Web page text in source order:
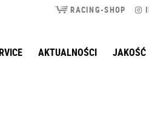
RACING-SHOP
AKTUALNOŚCI JAKOŚĆ